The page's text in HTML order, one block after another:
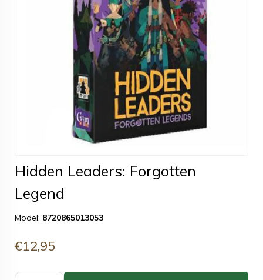
Hidden Leaders: Forgotten
Legend
Model: 8720865013053
€12,95